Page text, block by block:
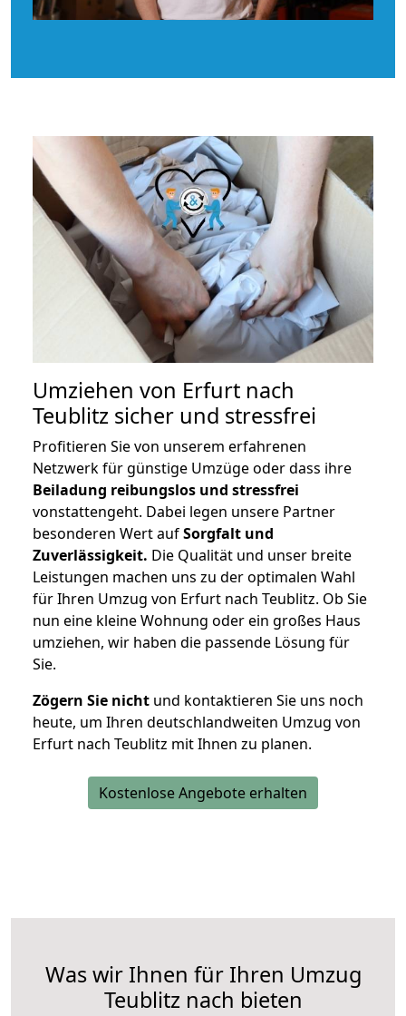
Umziehen von Erfurt nach
Teublitz sicher und stressfrei
Profitieren Sie von unserem erfahrenen
Netzwerk für günstige Umzüge oder dass ihre
Beiladung reibungslos und stressfrei
vonstattengeht. Dabei legen unsere Partner
besonderen Wert aufSorgfalt und
Zuverlässigkeit. Die Qualität und unser breite
Leistungen machen uns zu der optimalen Wahl
für Ihren Umzug von Erfurt nach Teublitz. Ob Sie
nun eine kleine Wohnung oder ein großes Haus
umziehen, wir haben die passende Lösung für
Sie.
Zögern Sie nicht und kontaktieren Sie uns noch
heute, um Ihren deutschlandweiten Umzug von
Erfurt nach Teublitz mit Ihnen zu planen.
Kostenlose Angebote erhalten
Was wir Ihnen für Ihren Umzug
Teublitz nach bieten